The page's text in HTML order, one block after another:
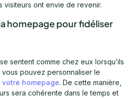
visiteurs ont envie de revenir.
homepage pour fidéliser
sentent comme chez eux lorsqu’ils
pouvez personnaliser le
votre homepage. De cette manière,
sera cohérente dans le temps et